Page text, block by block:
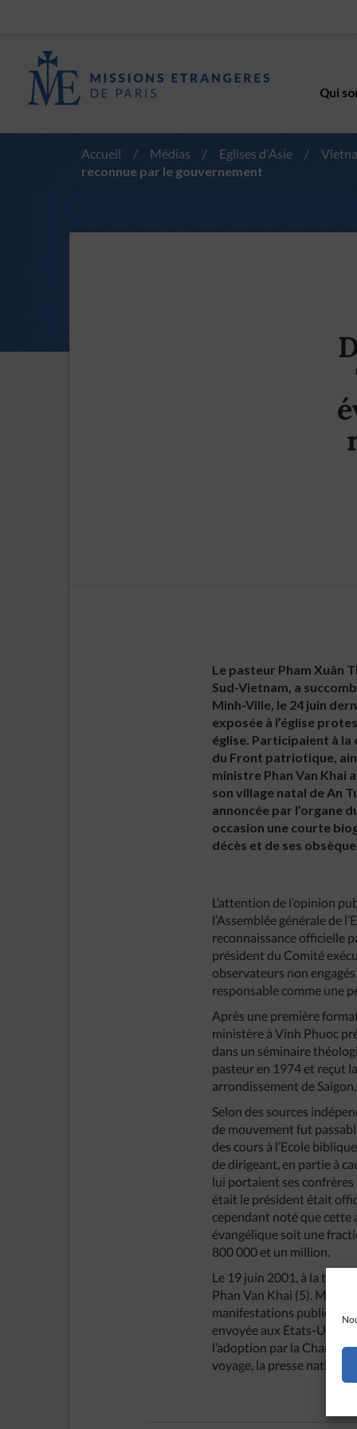
Qui
Accueil / Médias / Eglises d'Asie /
reconnue par le gouvernement
Le pasteur Pham Xuân
Sud-Vietnam, a
Minh-Ville, le 24 juin
exposée à l’église
église. Participaient à
du Front patriotique,
ministre Phan Van Khai
son village natal de An
annoncée par l’organe
occasion une courte
décès et de ses
L’attention de l’opinion
l’Assemblée générale de
reconnaissance officielle
président du Comité
observateurs non
responsable comme une
Après une première
ministère à Vinh Phuoc
dans un séminaire
pasteur en 1974 et reçut
arrondissement de Saigon.
Selon des sources
de mouvement fut
des cours à l’Ecole
de dirigeant, en partie à
lui portaient ses
était le président était
cependant noté que cette
évangélique soit une
800 000 et un million.
Le 19 juin 2001, à la tête
Phan Van Khai (5). Mais
manifestations publiques
envoyée aux Etats-Unis
l’adoption par la
voyage, la presse